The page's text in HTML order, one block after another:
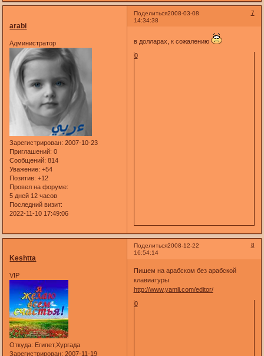
Поделиться 7
2008-03-08
14:34:38
arabi
Администратор
Зарегистрирован: 2007-10-23
Приглашений: 0
Сообщений: 814
Уважение: +54
Позитив: +12
Провел на форуме:
5 дней 12 часов
Последний визит:
2022-11-10 17:49:06
в долларах, к сожалению
0
Поделиться 8
2008-12-22
16:54:14
Keshtta
VIP
Откуда: Египет,Хургада
Зарегистрирован: 2007-11-19
Пишем на арабском без арабской
клавиатуры
http://www.yamli.com/editor/
0